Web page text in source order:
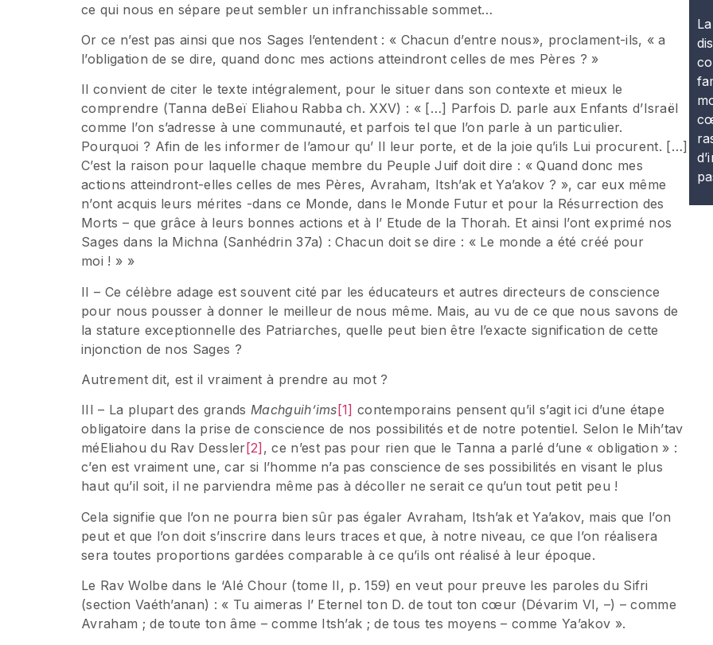
ce qui nous en sépare peut sembler un infranchissable sommet…
Or ce n’est pas ainsi que nos Sages l’entendent : « Chacun d’entre nous», proclament-ils, « a
l’obligation de se dire, quand donc mes actions atteindront celles de mes Pères ? »
Il convient de citer le texte intégralement, pour le situer dans son contexte et mieux le
comprendre (Tanna deBeï Eliahou Rabba ch. XXV) : « […] Parfois D. parle aux Enfants d’Israël
comme l’on s’adresse à une communauté, et parfois tel que l’on parle à un particulier.
Pourquoi ? Afin de les informer de l’amour qu’ Il leur porte, et de la joie qu’ils Lui procurent. […]
C’est la raison pour laquelle chaque membre du Peuple Juif doit dire : « Quand donc mes
actions atteindront-elles celles de mes Pères, Avraham, Itsh’ak et Ya’akov ? », car eux même
n’ont acquis leurs mérites -dans ce Monde, dans le Monde Futur et pour la Résurrection des
Morts – que grâce à leurs bonnes actions et à l’ Etude de la Thorah. Et ainsi l’ont exprimé nos
Sages dans la Michna (Sanhédrin 37a) : Chacun doit se dire : « Le monde a été créé pour
moi ! » »
II – Ce célèbre adage est souvent cité par les éducateurs et autres directeurs de conscience
pour nous pousser à donner le meilleur de nous même. Mais, au vu de ce que nous savons de
la stature exceptionnelle des Patriarches, quelle peut bien être l’exacte signification de cette
injonction de nos Sages ?
Autrement dit, est il vraiment à prendre au mot ?
III – La plupart des grands Machguih’ims [1] contemporains pensent qu’il s’agit ici d’une étape
obligatoire dans la prise de conscience de nos possibilités et de notre potentiel. Selon le Mih’tav
méEliahou du Rav Dessler [2] , ce n’est pas pour rien que le Tanna a parlé d’une « obligation » :
c’en est vraiment une, car si l’homme n’a pas conscience de ses possibilités en visant le plus
haut qu’il soit, il ne parviendra même pas à décoller ne serait ce qu’un tout petit peu !
Cela signifie que l’on ne pourra bien sûr pas égaler Avraham, Itsh’ak et Ya’akov, mais que l’on
peut et que l’on doit s’inscrire dans leurs traces et que, à notre niveau, ce que l’on réalisera
sera toutes proportions gardées comparable à ce qu’ils ont réalisé à leur époque.
Le Rav Wolbe dans le ‘Alé Chour (tome II, p. 159) en veut pour preuve les paroles du Sifri
(section Vaéth’anan) : « Tu aimeras l’ Eternel ton D. de tout ton cœur (Dévarim VI, –) – comme
Avraham ; de toute ton âme – comme Itsh’ak ; de tous tes moyens – comme Ya’akov ».